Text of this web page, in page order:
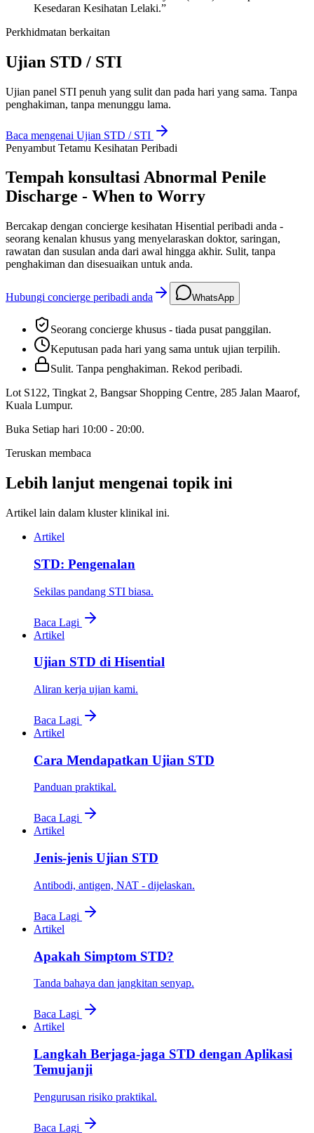
Kesedaran Kesihatan Lelaki.”
Perkhidmatan berkaitan
Ujian STD / STI
Ujian panel STI penuh yang sulit dan pada hari yang sama. Tanpa
penghakiman, tanpa menunggu lama.
Baca mengenai Ujian STD / STI
Penyambut Tetamu Kesihatan Peribadi
Tempah konsultasi Abnormal Penile
Discharge - When to Worry
Bercakap dengan concierge kesihatan Hisential peribadi anda -
seorang kenalan khusus yang menyelaraskan doktor, saringan,
rawatan dan susulan anda dari awal hingga akhir. Sulit, tanpa
penghakiman dan disesuaikan untuk anda.
Hubungi concierge peribadi anda WhatsApp
Seorang concierge khusus - tiada pusat panggilan.
Keputusan pada hari yang sama untuk ujian terpilih.
Sulit. Tanpa penghakiman. Rekod peribadi.
Lot S122, Tingkat 2, Bangsar Shopping Centre, 285 Jalan Maarof,
Kuala Lumpur.
Buka Setiap hari 10:00 - 20:00.
Teruskan membaca
Lebih lanjut mengenai topik ini
Artikel lain dalam kluster klinikal ini.
Artikel
STD: Pengenalan
Sekilas pandang STI biasa.
Baca Lagi
Artikel
Ujian STD di Hisential
Aliran kerja ujian kami.
Baca Lagi
Artikel
Cara Mendapatkan Ujian STD
Panduan praktikal.
Baca Lagi
Artikel
Jenis-jenis Ujian STD
Antibodi, antigen, NAT - dijelaskan.
Baca Lagi
Artikel
Apakah Simptom STD?
Tanda bahaya dan jangkitan senyap.
Baca Lagi
Artikel
Langkah Berjaga-jaga STD dengan Aplikasi
Temujanji
Pengurusan risiko praktikal.
Baca Lagi